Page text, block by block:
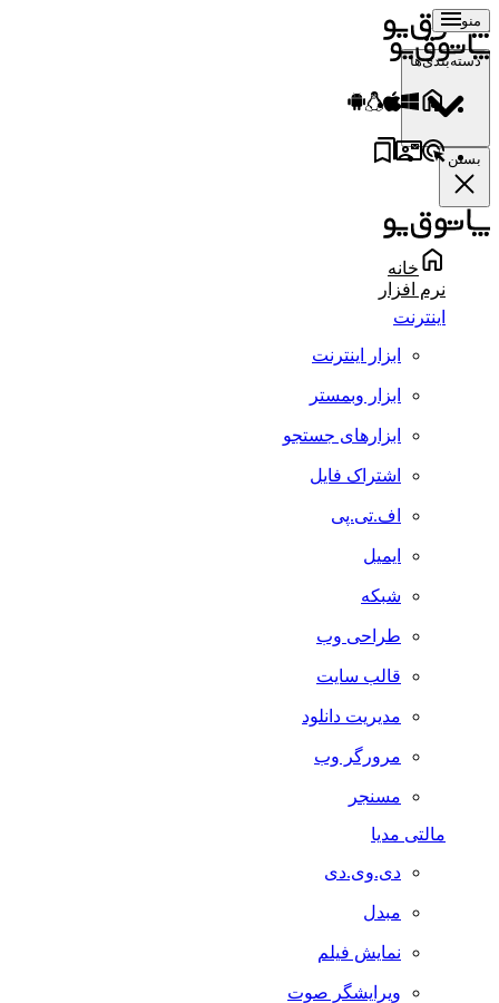
منو
دسته‌بندی‌ها
بستن
خانه
نرم افزار
اینترنت
ابزار اینترنت
ابزار وبمستر
ابزارهای جستجو
اشتراک فایل
اف.تی.پی
ایمیل
شبکه
طراحی وب
قالب سایت
مدیریت دانلود
مرورگر وب
مسنجر
مالتی مدیا
دی.وی.دی
مبدل
نمایش فیلم
ویرایشگر صوت